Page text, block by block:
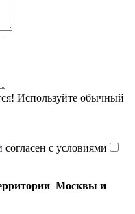
Используйте обычный
согласен с условиями
Москвы и